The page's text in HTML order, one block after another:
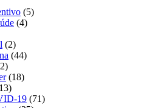
(5)
(4)
(2)
(44)
(18)
19 (71)